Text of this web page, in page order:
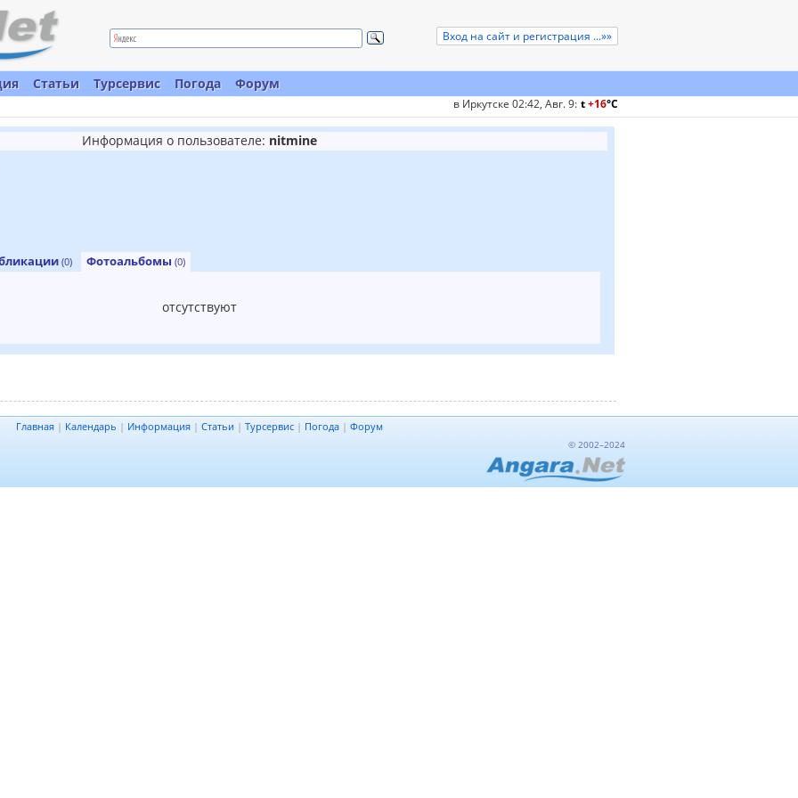
Вход на сайт и регистрация ...»»
Статьи Турсервис Погода Форум
в Иркутске 02:42, Авг. 9: t+16°C
Информация о пользователе: nitmine
(0) Фотоальбомы (0)
отсутствуют
Главная | Календарь | Информация | Статьи | Турсервис | Погода | Форум
© 2002–2024